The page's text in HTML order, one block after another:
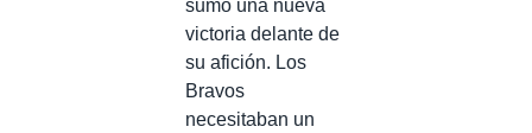
sumó una nueva
victoria delante de
su afición. Los
Bravos
necesitaban un